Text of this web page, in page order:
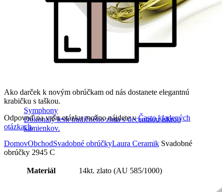
Symphony
Dokonalý lesk tradičného zlata s decentnou iskrou
kamienkov.
Ako darček k novým obrúčkam od nás dostanete elegantnú
krabičku s taškou.
Odpoveď na vašu otázku možno nájdete vČasto kladených
otázkach.
DomovObchodSvadobné obrúčkyLaura Ceramik Svadobné
obrúčky 2945 C
Materiál 14kt. zlato (AU 585/1000)